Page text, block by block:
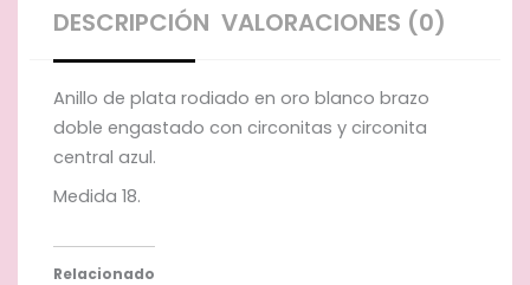
circonitas
y
cantidad
DESCRIPCIÓN VALORACIONES (0)
Anillo de plata rodiado en oro blanco brazo
doble engastado con circonitas y circonita
central azul.
Medida 18.
Relacionado